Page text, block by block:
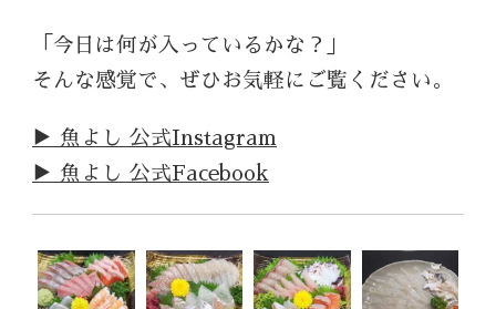
「今日は何が入っているかな？」
そんな感覚で、ぜひお気軽にご覧ください。
▶ 魚よし 公式Instagram
▶ 魚よし 公式Facebook